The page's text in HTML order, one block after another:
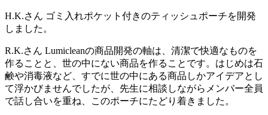
H.K.さん ゴミ入れポケット付きのティッシュポーチを開発
しました。
R.K.さん Lumicleanの商品開発の軸は、清潔で快適なものを
作ることと、世の中にない商品を作ることです。はじめは石
鹸や消毒液など、すでに世の中にある商品しかアイデアとし
て浮かびませんでしたが、先生に相談しながらメンバー全員
で話し合いを重ね、このポーチにたどり着きました。